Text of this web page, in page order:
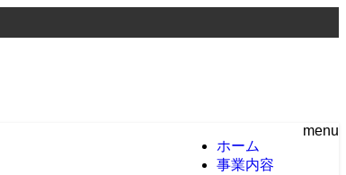
ホーム
事業内容
menu